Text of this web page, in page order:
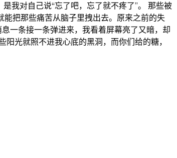
我对自己说“忘了吧，忘了就不疼了”。 那些被
把那些痛苦从脑子里拽出去。原来之前的失
一条接一条弹进来，我看着屏幕亮了又暗，却
光就照不进我心底的黑洞，而你们给的糖，